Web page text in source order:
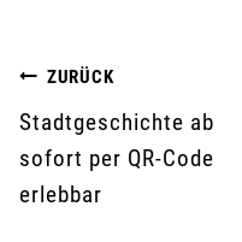
ZURÜCK
Stadtgeschichte ab
sofort per QR-Code
erlebbar